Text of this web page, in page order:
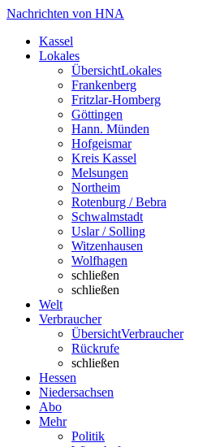
Nachrichten von HNA
Kassel
Lokales
ÜbersichtLokales
Frankenberg
Fritzlar-Homberg
Göttingen
Hann. Münden
Hofgeismar
Kreis Kassel
Melsungen
Northeim
Rotenburg / Bebra
Schwalmstadt
Uslar / Solling
Witzenhausen
Wolfhagen
schließen
schließen
Welt
Verbraucher
ÜbersichtVerbraucher
Rückrufe
schließen
Hessen
Niedersachsen
Abo
Mehr
Politik